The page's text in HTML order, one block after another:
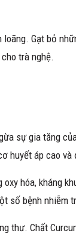
Gạt bỏ
trà nghệ.
sự gia tăng
huyết áp cao và
hóa, kháng
số bệnh nhiễm
thư. Chất